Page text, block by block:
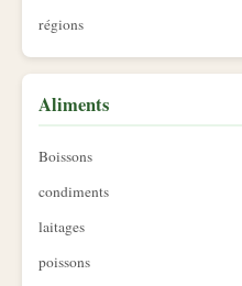
régions
Aliments
Boissons
condiments
laitages
poissons